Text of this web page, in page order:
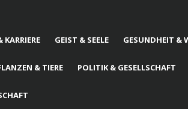
GEIST & SEELE GESUNDHEIT &
& TIERE POLITIK & GESELLSCHAFT